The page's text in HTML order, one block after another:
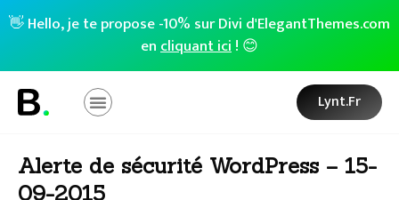
👋 Hello, je te propose -10% sur Divi d'ElegantThemes.com
encliquant ici! 😊
Lynt.fr
Alerte de sécurité WordPress – 15-
09-2015